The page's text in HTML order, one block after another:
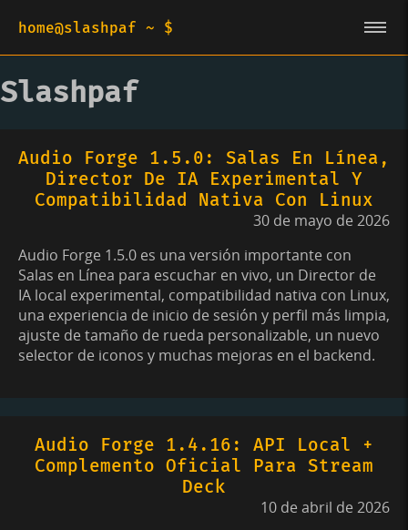
home@slashpaf ~ $
Slashpaf
Audio Forge 1.5.0: Salas En Línea,
Director De IA Experimental Y
Compatibilidad Nativa Con Linux
30 de mayo de 2026
Audio Forge 1.5.0 es una versión importante con
Salas en Línea para escuchar en vivo, un Director de
IA local experimental, compatibilidad nativa con Linux,
una experiencia de inicio de sesión y perfil más limpia,
ajuste de tamaño de rueda personalizable, un nuevo
selector de iconos y muchas mejoras en el backend.
Audio Forge 1.4.16: API Local +
Complemento Oficial Para Stream
Deck
10 de abril de 2026